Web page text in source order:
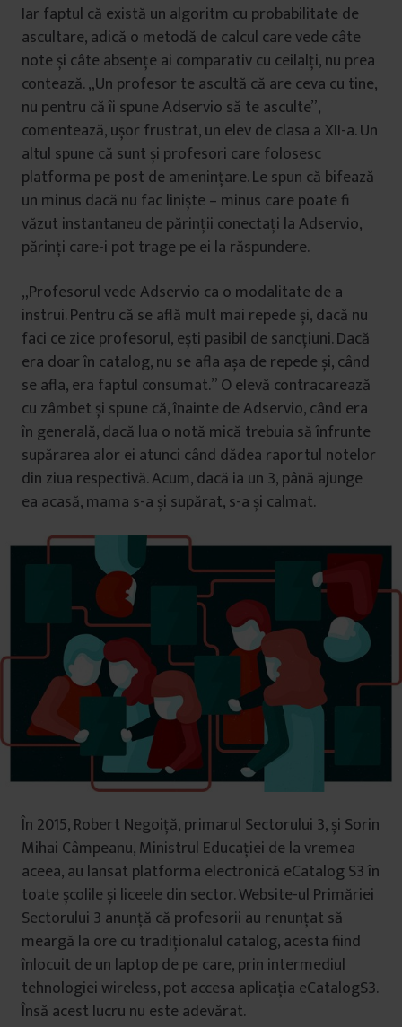
Iar faptul că există un algoritm cu probabilitate de
ascultare, adică o metodă de calcul care vede câte
note și câte absențe ai comparativ cu ceilalți, nu prea
contează. „Un profesor te ascultă că are ceva cu tine,
nu pentru că îi spune Adservio să te asculte”,
comentează, ușor frustrat, un elev de clasa a XII-a. Un
altul spune că sunt și profesori care folosesc
platforma pe post de amenințare. Le spun că bifează
un minus dacă nu fac liniște – minus care poate fi
văzut instantaneu de părinții conectați la Adservio,
părinți care-i pot trage pe ei la răspundere.
„Profesorul vede Adservio ca o modalitate de a
instrui. Pentru că se află mult mai repede și, dacă nu
faci ce zice profesorul, ești pasibil de sancțiuni. Dacă
era doar în catalog, nu se afla așa de repede și, când
se afla, era faptul consumat.” O elevă contracarează
cu zâmbet și spune că, înainte de Adservio, când era
în generală, dacă lua o notă mică trebuia să înfrunte
supărarea alor ei atunci când dădea raportul notelor
din ziua respectivă. Acum, dacă ia un 3, până ajunge
ea acasă, mama s-a și supărat, s-a și calmat.
În 2015, Robert Negoiță, primarul Sectorului 3, și Sorin
Mihai Câmpeanu, Ministrul Educației de la vremea
aceea, au lansat platforma electronică eCatalog S3 în
toate școlile și liceele din sector. Website-ul Primăriei
Sectorului 3 anunță că profesorii au renunțat să
meargă la ore cu tradiționalul catalog, acesta fiind
înlocuit de un laptop de pe care, prin intermediul
tehnologiei wireless, pot accesa aplicația eCatalogS3.
Însă acest lucru nu este adevărat.